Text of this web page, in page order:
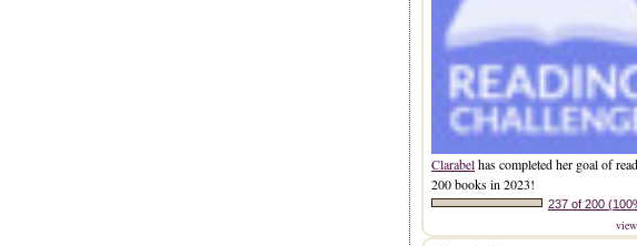
Clarabelhas completed her goal of
200 books in 2023!
237 of 200